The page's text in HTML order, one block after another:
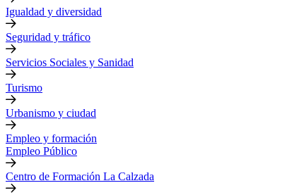
Igualdad y diversidad
Seguridad y tráfico
Servicios Sociales y Sanidad
Turismo
Urbanismo y ciudad
Empleo y formación
Empleo Público
Centro de Formación La Calzada